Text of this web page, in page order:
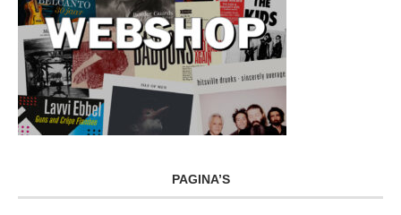
PAGINA’S